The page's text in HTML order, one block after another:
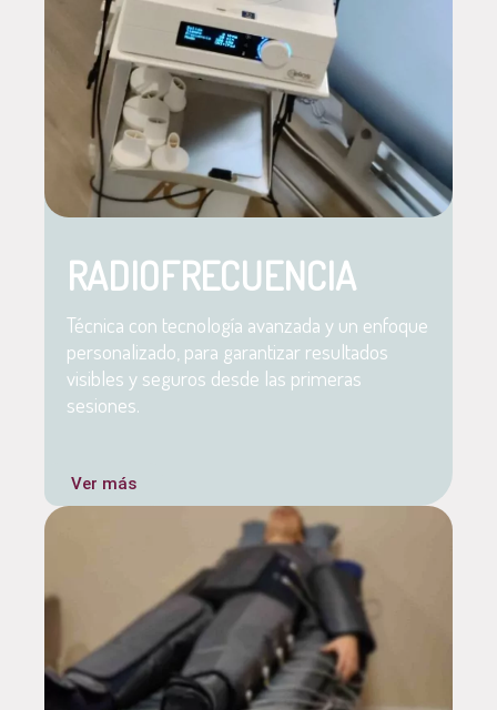
RADIOFRECUENCIA
Técnica con tecnología avanzada y un enfoque
personalizado, para garantizar resultados
visibles y seguros desde las primeras
sesiones.
Ver más